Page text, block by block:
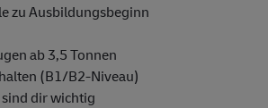
zu Ausbildungsbeginn
ab 3,5 Tonnen
(B1/B2-Niveau)
dir wichtig